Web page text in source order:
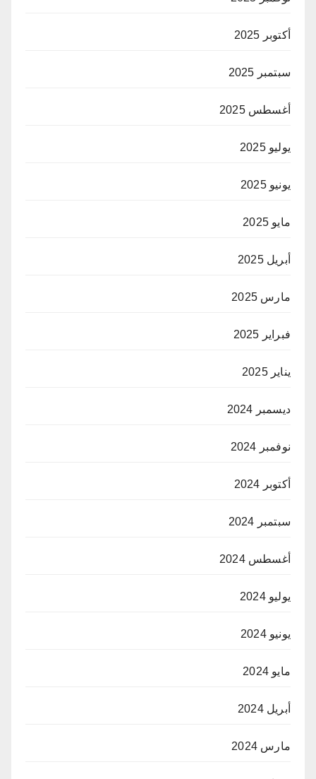
أكتوبر 2025
سبتمبر 2025
أغسطس 2025
يوليو 2025
يونيو 2025
مايو 2025
أبريل 2025
مارس 2025
فبراير 2025
يناير 2025
ديسمبر 2024
نوفمبر 2024
أكتوبر 2024
سبتمبر 2024
أغسطس 2024
يوليو 2024
يونيو 2024
مايو 2024
أبريل 2024
مارس 2024